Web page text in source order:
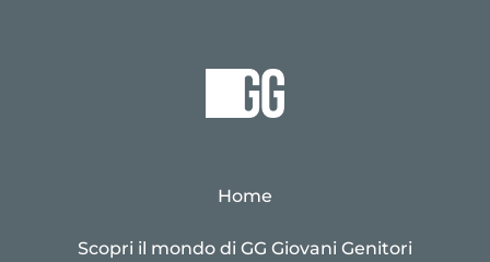
Home
Scopri il mondo di GG Giovani Genitori